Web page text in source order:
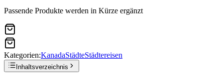
Passende Produkte werden in Kürze ergänzt
Kategorien:KanadaStädteStädtereisen
Inhaltsverzeichnis